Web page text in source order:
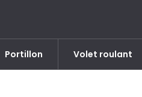
Portillon Volet roulant